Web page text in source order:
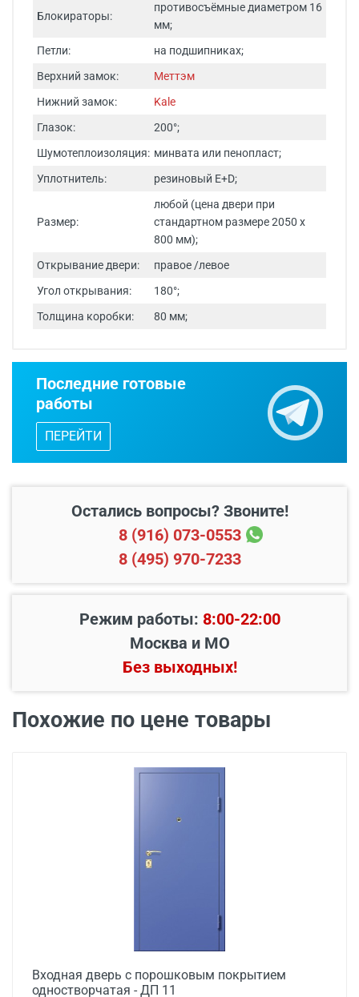
Блокираторы:
противосъёмные диаметром 16
мм;
Петли:
на подшипниках;
Верхний замок:
Меттэм
Нижний замок:
Kale
Глазок:
200°;
Шумотеплоизоляция: минвата или пенопласт;
Уплотнитель:
резиновый E+D;
Размер:
любой (цена двери при
стандартном размере 2050 х
800 мм);
Открывание двери:
правое /левое
Угол открывания:
180°;
Толщина коробки:
80 мм;
Бесплатный выезд специалиста
каталогом входных дверей, образцами
Свыше 20 км от МКАД 45 руб./км
Подъем до квартиры 200 руб./этаж
Последние готовые
работы
ПЕРЕЙТИ
Остались вопросы? Звоните!
8 (916) 073-0553
8 (495) 970-7233
Режим работы: 8:00-22:00
Москва и МО
Без выходных!
Похожие по цене товары
Входная дверь с порошковым покрытием
одностворчатая - ДП 11